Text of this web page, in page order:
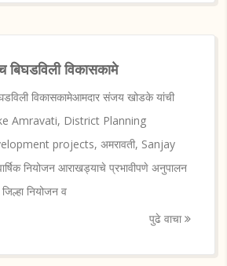
बिघडविली विकासकामे
विकासकामेआमदार संजय खोडके यांची
Amravati, District Planning
projects, अमरावती, Sanjay
नियोजन आराखड्याचे प्रभावीपणे अनुपालन
जिल्हा नियोजन व
पुढे वाचा